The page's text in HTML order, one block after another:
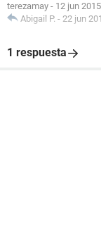
terezamay - 12 jun
Abigail P. - 22 jun
1 respuesta